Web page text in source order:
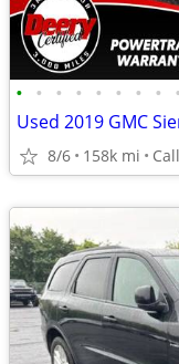
• • • • • • • • •
Used 2019 GMC
8/6 158k mi